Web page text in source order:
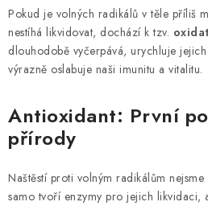
Pokud je volných radikálů v těle příliš
nestíhá likvidovat, dochází k tzv.
dlouhodobě vyčerpává, urychluje
výrazně oslabuje naši imunitu a vitalitu.
Antioxidant: První
přírody
Naštěstí proti volným radikálům
samo tvoří enzymy pro jejich likvidaci,